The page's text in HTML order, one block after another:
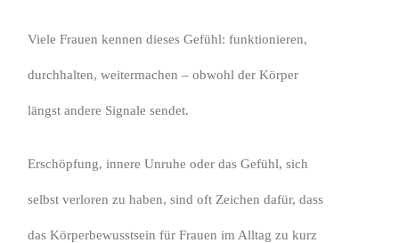
Viele Frauen kennen dieses Gefühl: funktionieren,
durchhalten, weitermachen – obwohl der Körper
längst andere Signale sendet.
Erschöpfung, innere Unruhe oder das Gefühl, sich
selbst verloren zu haben, sind oft Zeichen dafür, dass
das Körperbewusstsein für Frauen im Alltag zu kurz